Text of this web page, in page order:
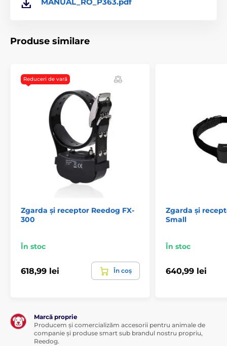
Produse similare
Reduceri de vară
Zgarda și receptor Reedog FX-
300
În stoc
618,99 lei În coș
Zgarda și
Small
În stoc
640,99 lei
Marcă proprie
Producem și comercializăm accesorii pentru animale de
companie și produse smart sub brandul nostru propriu,
Reedog.